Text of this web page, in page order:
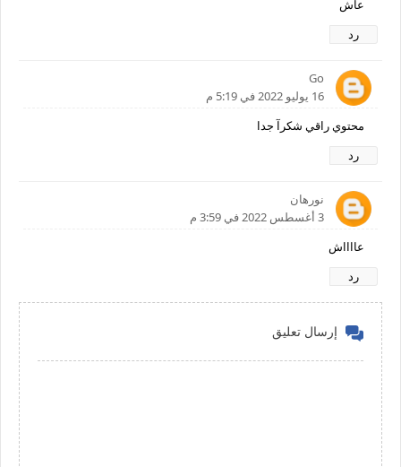
عاش
رد
Go
16 يوليو 2022 في 5:19 م
محتوي راقي شكرآ جدا
رد
نورهان
3 أغسطس 2022 في 3:59 م
عااااش
رد
إرسال تعليق